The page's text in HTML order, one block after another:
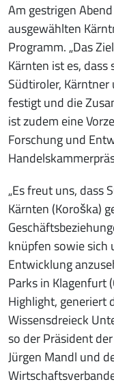
Am gestrigen
ausgewählten
Programm. „Das
Kärnten ist es,
Südtiroler,
festigt und die
ist zudem eine
Forschung und
„Es freut uns, dass
Kärnten (Koroška)
knüpfen sowie sich
Entwicklung
Parks in Klagenfurt
Highlight, generiert
Wissensdreieck
so der Präsident
Jürgen Mandl und